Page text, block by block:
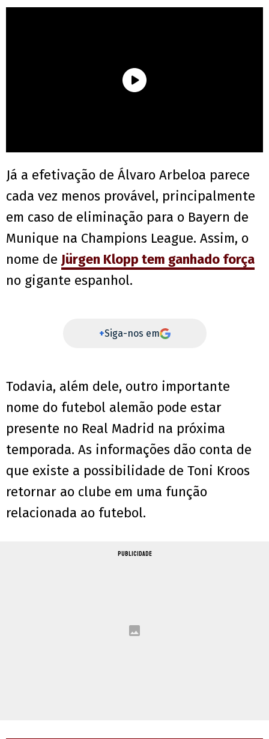
Já a efetivação de Álvaro Arbeloa parece
cada vez menos provável, principalmente
em caso de eliminação para o Bayern de
Munique na Champions League. Assim, o
nome de Jürgen Klopp tem ganhado força
no gigante espanhol.
+Siga-nos em
Todavia, além dele, outro importante
nome do futebol alemão pode estar
presente no Real Madrid na próxima
temporada. As informações dão conta de
que existe a possibilidade de Toni Kroos
retornar ao clube em uma função
relacionada ao futebol.
PUBLICIDADE